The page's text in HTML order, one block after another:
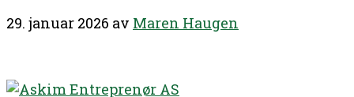
29. januar 2026 av Maren Haugen